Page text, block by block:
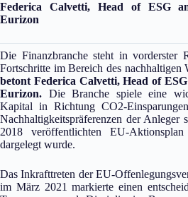
Federica Calvetti, Head of ESG
Eurizon
Die Finanzbranche steht in vorderster
Fortschritte im Bereich des nachhaltigen
betont Federica Calvetti, Head of
Eurizon. Die Branche spiele eine
Kapital in Richtung CO2-
Nachhaltigkeitspräferenzen der Anleger
2018 veröffentlichten EU-
dargelegt wurde.
Das Inkrafttreten der EU-
im März 2021 markierte einen